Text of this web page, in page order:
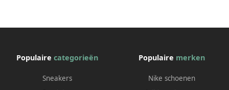
Populaire categorieën
Sneakers
Populaire merken
Nike schoenen